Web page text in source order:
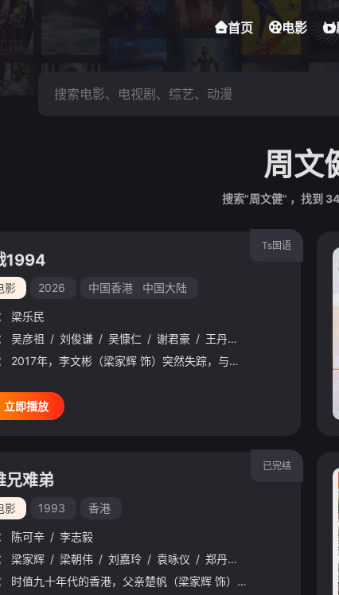
首页 电影
周文
搜索"周文健" ，找到 34
Ts国语
1994
影 2026 中国香港 中国大陆
梁乐民
吴彦祖 / 刘俊谦 / 吴慷仁 / 谢君豪 / 王丹妮 艾丹·
2017年，李文彬（梁家辉 饰）突然失踪，与此同时，蔡元祺在英国惨遭暗杀。为此，刘杰辉（郭富城 饰）向简奥伟（周润发 饰）寻求协助，开启了一份1994年的神秘档案。 1994年，香港回归前夕，政治部即将解散。一宗富商绑架案，让热血正义的李文彬（刘俊谦 饰）与冷血野心家蔡元祺（吴彦祖 饰），在警界掀起一场暗潮涌动的权力较量。英方、警队、富商、黑道四方势力卷入其中互相博弈，香港迎来了新一轮权力洗牌，并为2017年的寒战风波埋下了伏笔。
立即播放
已完结
兄难弟
影 1993 香港
陈可辛 / 李志毅
梁家辉 / 梁朝伟 / 刘嘉玲 / 袁咏仪 / 郑丹瑞
时值九十年代的香港，父亲楚帆（梁家辉 饰）讲义气爱吹牛，儿子楚原（梁朝伟 饰）却冷漠实际，二人无法沟通，矛盾不断，母亲（刘嘉玲 饰）夹在二人中间左右为难。中秋节楚帆心软放走匪导致自己受伤昏迷，楚原